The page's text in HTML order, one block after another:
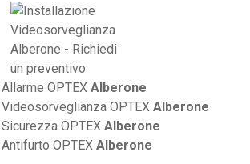
OPTEX Alberone
OPTEX Alberone
OPTEX Alberone
OPTEX Alberone